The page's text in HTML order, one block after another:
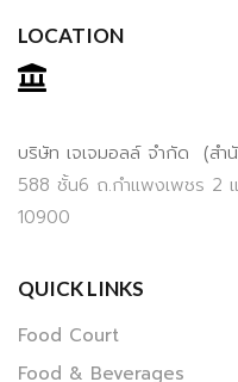
LOCATION
บริษัท เจเจมอลล์ จำกัด (สำ
588 ชั้น6 ถ.กำแพงเพชร 2
10900
QUICK LINKS
Food Court
Food & Beverages